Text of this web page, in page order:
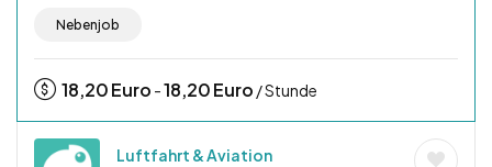
Nebenjob
18,20Euro -18,20Euro / Stunde
Luftfahrt & Aviation